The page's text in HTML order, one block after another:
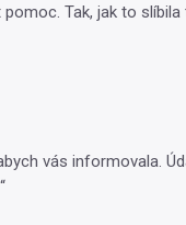
Tak, jak to
vás informovala.